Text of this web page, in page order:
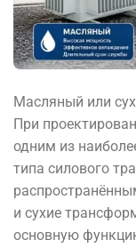
Масляный или
При
одним из
типа силового
и сухие
основную